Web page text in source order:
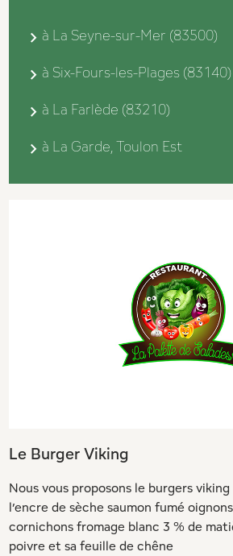
à La Seyne-sur-Mer (83500)
à Six-Fours-les-Plages (83140)
à La Farlède (83210)
à La Garde, Toulon Est
Le Burger Viking
Nous vous proposons le burgers
l’encre de sèche saumon fumé
cornichons fromage blanc 3 % de
poivre et sa feuille de chêne